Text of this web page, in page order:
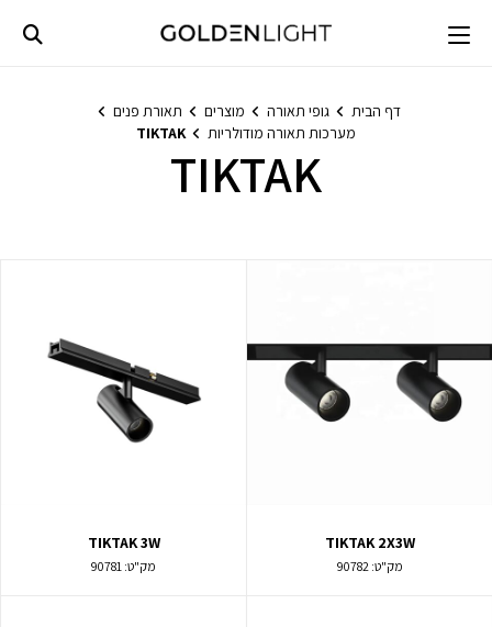
content
דף הבית גופי תאורה מוצרים
תאורת פנים
מערכות תאורה מודולריות
TIKTAK
TIKTAK
TIKTAK 2X3W
מק"ט:90782
TIKTAK 3W
מק"ט: 90781